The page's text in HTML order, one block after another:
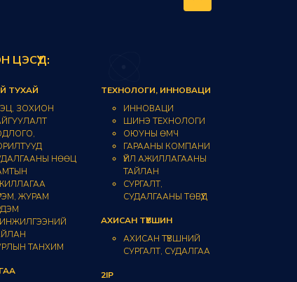
ЦЭСҮҮД:
ТУХАЙ
ЗОХИОН
НӨӨЦ
ЖУРАМ
ТАНХИМ
ТЕХНОЛОГИ, ИННОВАЦИ
ИННОВАЦИ
ШИНЭ ТЕХНОЛОГИ
ОЮУНЫ ӨМЧ
ГАРААНЫ КОМПАНИ
ҮЙЛ АЖИЛЛАГААНЫ
ТАЙЛАН
СУРГАЛТ,
СУДАЛГААНЫ ТӨВҮҮД
АХИСАН ТҮВШИН
АХИСАН ТҮВШНИЙ
СУРГАЛТ, СУДАЛГАА
2IP